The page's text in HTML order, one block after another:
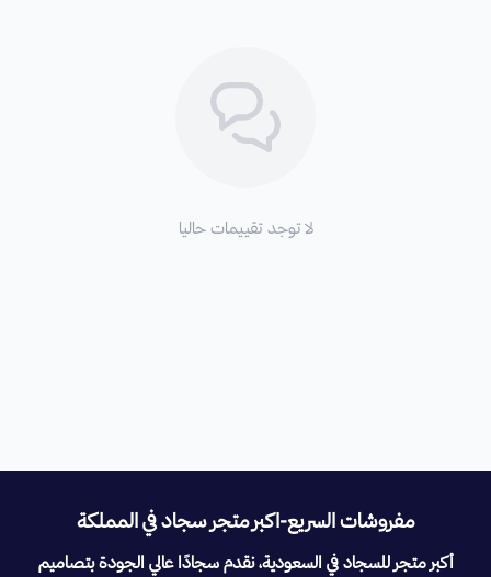
لا توجد تقييمات حاليا
مفروشات السريع-اكبر متجر سجاد في المملكة
أكبر متجر للسجاد في السعودية، نقدم سجادًا عالي الجودة بتصاميم